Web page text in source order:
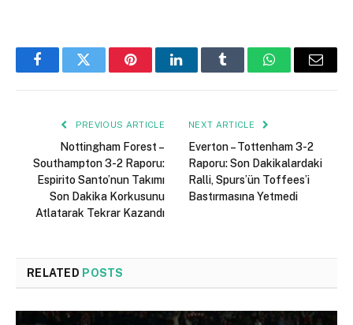
FacebookTwitter PinterestLinkedInTumblr WhatsAppEmail
PREVIOUS ARTICLE
Nottingham Forest –
Southampton 3-2 Raporu:
Espirito Santo’nun Takımı
Son Dakika Korkusunu
Atlatarak Tekrar Kazandı
NEXT ARTICLE
Everton – Tottenham 3-2
Raporu: Son Dakikalardaki
Ralli, Spurs’ün Toffees’i
Bastırmasına Yetmedi
RELATED POSTS